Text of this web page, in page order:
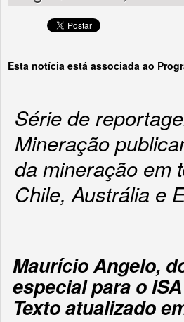
Esta notícia está associada ao
Série de
Mineração
da mineração em
Chile, Austrália e
Maurício Angelo,
especial para o ISA
Texto atualizado